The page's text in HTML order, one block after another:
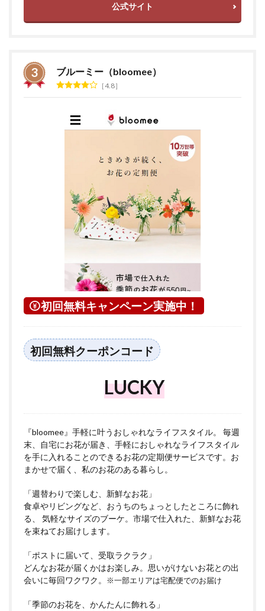
公式サイト
ブルーミー（bloomee）
4.8
初回無料キャンペーン実施中！
初回無料クーポンコード
LUCKY
『bloomee』手軽に叶うおしゃれなライフスタイル。 毎週
末、自宅にお花が届き、手軽におしゃれなライフスタイル
を手に入れることのできるお花の定期便サービスです。お
まかせで届く、私のお花のある暮らし。
「週替わりで楽しむ、新鮮なお花」
食卓やリビングなど、おうちのちょっとしたところに飾れ
る、 気軽なサイズのブーケ。市場で仕入れた、新鮮なお花
を束ねてお届けします。
「ポストに届いて、受取ラクラク」
どんなお花が届くかはお楽しみ。思いがけないお花との出
会いに毎回ワクワク。
※一部エリアは宅配便でのお届け
「季節のお花を、かんたんに飾れる」